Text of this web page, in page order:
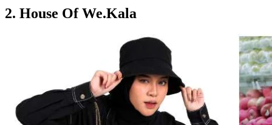
2. House Of We.Kala